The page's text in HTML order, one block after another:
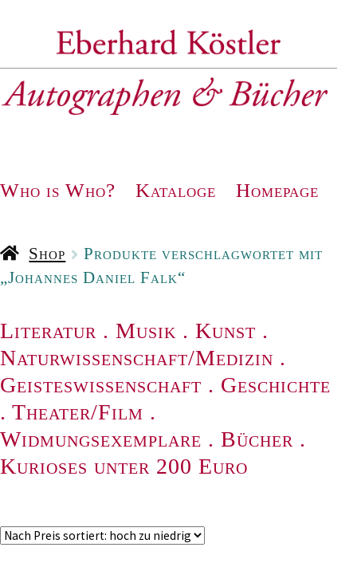
Navigation
Who is Who? Kataloge Homepage
Shop
Produkte verschlagwortet mit
„Johannes Daniel Falk“
Literatur . Musik . Kunst .
Naturwissenschaft/Medizin .
Geisteswissenschaft . Geschichte
. Theater/Film .
Widmungsexemplare . Bücher .
Kurioses unter 200 Euro